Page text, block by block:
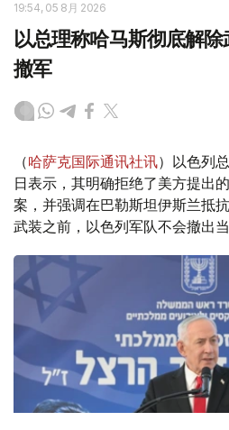
19:54, 05 8月 2026
以总理称哈马斯彻底解
撤军
（哈萨克国际通讯社讯）以色列
日表示，其明确拒绝了美方提出
案，并强调在巴勒斯坦伊斯兰抵
武装之前，以色列军队不会撤出当